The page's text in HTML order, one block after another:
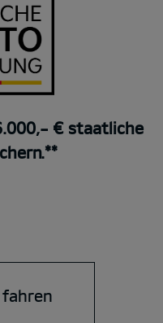
€ staatliche